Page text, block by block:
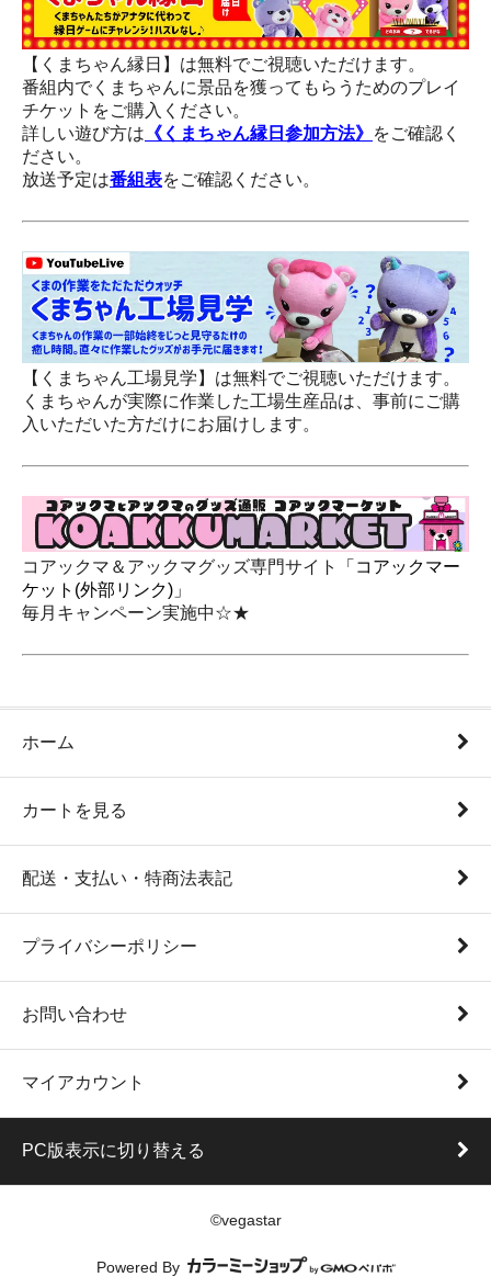
【くまちゃん縁日】は無料でご視聴いただけます。
番組内でくまちゃんに景品を獲ってもらうためのプレイ
チケットをご購入ください。
詳しい遊び方は 《くまちゃん縁日参加方法》 をご確認く
ださい。
放送予定は番組表をご確認ください。
【くまちゃん工場見学】は無料でご視聴いただけます。
くまちゃんが実際に作業した工場生産品は、事前にご購
入いただいた方だけにお届けします。
コアックマ＆アックマグッズ専門サイト
「コアックマー
ケット(外部リンク)」
毎月キャンペーン実施中☆★
ホーム
カートを見る
配送・支払い・特商法表記
プライバシーポリシー
お問い合わせ
マイアカウント
PC版表示に切り替える
©vegastar
Powered By